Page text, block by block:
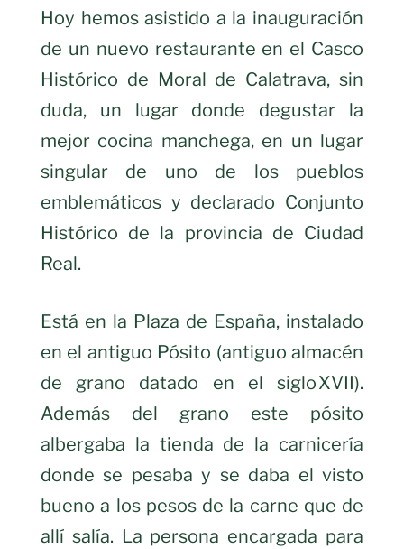
Hoy hemos asistido a la inauguración
de un nuevo restaurante en el Casco
Histórico de Moral de Calatrava, sin
duda, un lugar donde degustar la
mejor cocina manchega, en un lugar
singular de uno de los pueblos
emblemáticos y declarado Conjunto
Histórico de la provincia de Ciudad
Real.
Está en la Plaza de España, instalado
en el antiguo Pósito (antiguo almacén
de grano datado en el siglo XVII).
Además del grano este pósito
albergaba la tienda de la carnicería
donde se pesaba y se daba el visto
bueno a los pesos de la carne que de
allí salía. La persona encargada para